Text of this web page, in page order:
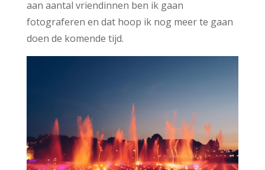
aan aantal vriendinnen ben ik gaan
fotograferen en dat hoop ik nog meer te gaan
doen de komende tijd.